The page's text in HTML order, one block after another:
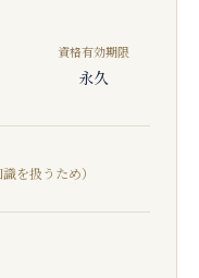
資格有効期限
永久
を扱うため）